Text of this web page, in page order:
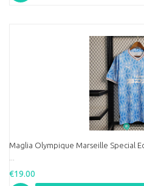
Maglia Olympique Marseille Special
€19.00